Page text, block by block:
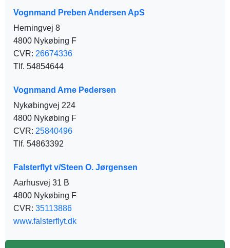
Vognmand Preben Andersen ApS
Herningvej 8
4800 Nykøbing F
CVR: 26674336
Tlf. 54854644
Vognmand Arne Pedersen
Nykøbingvej 224
4800 Nykøbing F
CVR: 25840496
Tlf. 54863392
Falsterflyt v/Steen O. Jørgensen
Aarhusvej 31 B
4800 Nykøbing F
CVR: 35113886
www.falsterflyt.dk